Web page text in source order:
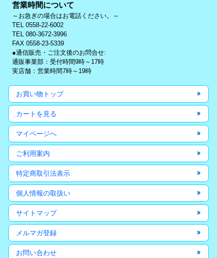
営業時間について
～お急ぎの場合はお電話ください。～
TEL 0558-22-6002
TEL 080-3672-3996
FAX 0558-23-5339
●通信販売・ご注文後のお問合せ:
通販事業部：受付時間9時～17時
実店舗：営業時間7時～19時
お買い物トップ
カートを見る
マイページへ
ご利用案内
特定商取引法表示
個人情報の取扱い
サイトマップ
メルマガ登録
お問い合わせ